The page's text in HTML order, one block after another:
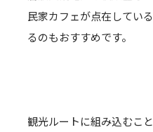
民家カフェが点在してい
るのもおすすめです。
観光ルートに組み込むこ